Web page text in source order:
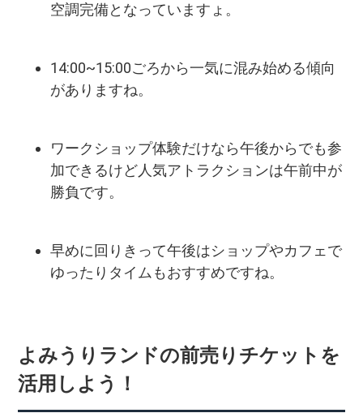
空調完備となっていますょ。
14:00~15:00ごろから一気に混み始める傾向
がありますね。
ワークショップ体験だけなら午後からでも参
加できるけど人気アトラクションは午前中が
勝負です。
早めに回りきって午後はショップやカフェで
ゆったりタイムもおすすめですね。
よみうりランドの前売りチケットを
活用しよう！